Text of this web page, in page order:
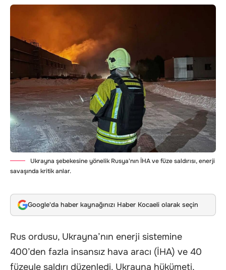
Ukrayna şebekesine yönelik Rusya'nın İHA ve füze saldırısı, enerji
savaşında kritik anlar.
Google'da haber kaynağınızı Haber Kocaeli olarak seçin
Rus ordusu, Ukrayna’nın enerji sistemine
400’den fazla insansız hava aracı (İHA) ve 40
füzeyle saldırı düzenledi. Ukrayna hükümeti,